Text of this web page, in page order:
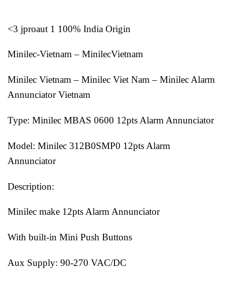
<3 jproaut 1 100% India Origin
Minilec-Vietnam – MinilecVietnam
Minilec Vietnam – Minilec Viet Nam – Minilec Alarm
Annunciator Vietnam
Type: Minilec MBAS 0600 12pts Alarm Annunciator
Model: Minilec 312B0SMP0 12pts Alarm
Annunciator
Description:
Minilec make 12pts Alarm Annunciator
With built-in Mini Push Buttons
Aux Supply: 90-270 VAC/DC